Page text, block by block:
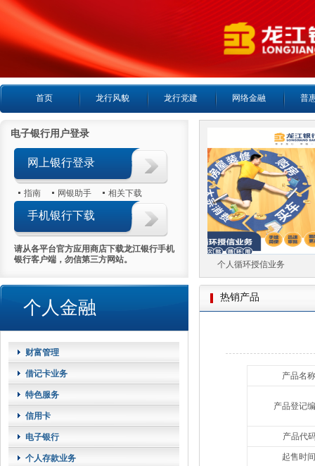
首页 龙行风貌 龙行党建 网络金融 普
电子银行用户登录
网上银行登录
指南 网银助手 相关下载
手机银行下载
请从各平台官方应用商店下载龙江银行手机
银行客户端，勿信第三方网站。
个人金融
财富管理
借记卡业务
特色服务
信用卡
电子银行
个人存款业务
个人房产抵押贷款 个人循环授信业务
热销产品
产品名称
产品登记
产品代
起售时间